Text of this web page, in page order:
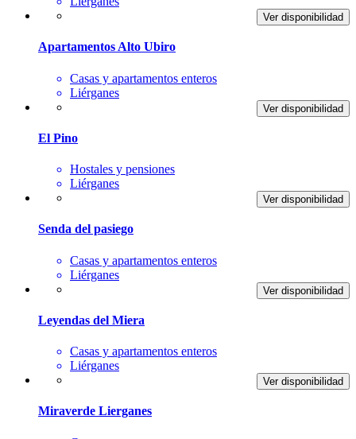
Ver disponibilidad
Apartamentos Alto Ubiro
Casas y apartamentos enteros
Liérganes
Ver disponibilidad
El Pino
Hostales y pensiones
Liérganes
Ver disponibilidad
Senda del pasiego
Casas y apartamentos enteros
Liérganes
Ver disponibilidad
Leyendas del Miera
Casas y apartamentos enteros
Liérganes
Ver disponibilidad
Miraverde Lierganes